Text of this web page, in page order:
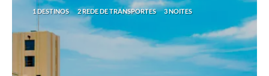
1 DESTINOS 2 REDE DE TRANSPORTES 3 NOITES